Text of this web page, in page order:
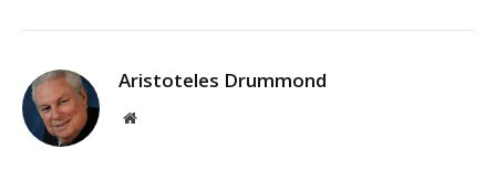
Aristoteles Drummond
Site